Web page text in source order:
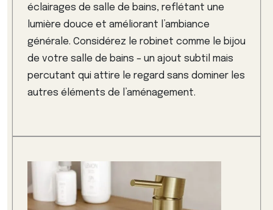
éclairages de salle de bains, reflétant une
lumière douce et améliorant l’ambiance
générale. Considérez le robinet comme le bijou
de votre salle de bains – un ajout subtil mais
percutant qui attire le regard sans dominer les
autres éléments de l’aménagement.